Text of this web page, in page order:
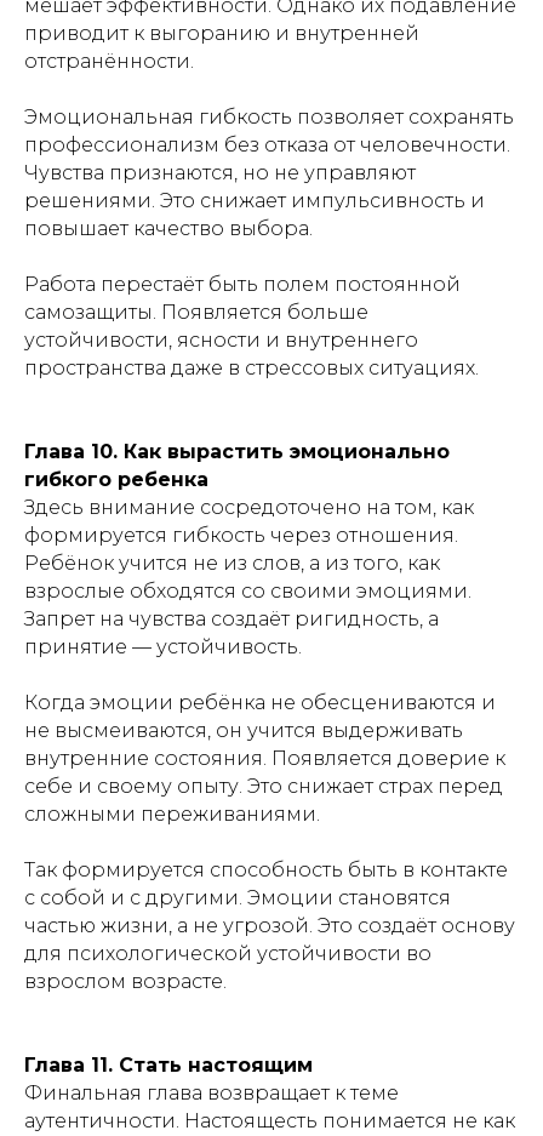
мешает эффективности. Однако их подавление
приводит к выгоранию и внутренней
отстранённости.
Эмоциональная гибкость позволяет сохранять
профессионализм без отказа от человечности.
Чувства признаются, но не управляют
решениями. Это снижает импульсивность и
повышает качество выбора.
Работа перестаёт быть полем постоянной
самозащиты. Появляется больше
устойчивости, ясности и внутреннего
пространства даже в стрессовых ситуациях.
Глава 10. Как вырастить эмоционально
гибкого ребенка
Здесь внимание сосредоточено на том, как
формируется гибкость через отношения.
Ребёнок учится не из слов, а из того, как
взрослые обходятся со своими эмоциями.
Запрет на чувства создаёт ригидность, а
принятие — устойчивость.
Когда эмоции ребёнка не обесцениваются и
не высмеиваются, он учится выдерживать
внутренние состояния. Появляется доверие к
себе и своему опыту. Это снижает страх перед
сложными переживаниями.
Так формируется способность быть в контакте
с собой и с другими. Эмоции становятся
частью жизни, а не угрозой. Это создаёт основу
для психологической устойчивости во
взрослом возрасте.
Глава 11. Стать настоящим
Финальная глава возвращает к теме
аутентичности. Настоящесть понимается не как